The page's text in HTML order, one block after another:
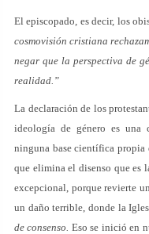
El episcopado, es decir, los
cosmovisión cristiana
negar que la perspectiva de
realidad.”
La declaración de los
ideología de género es una
ninguna base científica propia
que elimina el disenso que es
excepcional, porque revierte
un daño terrible, donde la
de consenso. Eso se inició en